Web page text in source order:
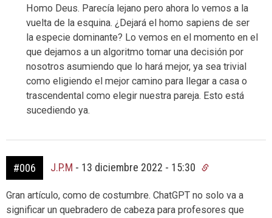
Homo Deus. Parecía lejano pero ahora lo vemos a la
vuelta de la esquina. ¿Dejará el homo sapiens de ser
la especie dominante? Lo vemos en el momento en el
que dejamos a un algoritmo tomar una decisión por
nosotros asumiendo que lo hará mejor, ya sea trivial
como eligiendo el mejor camino para llegar a casa o
trascendental como elegir nuestra pareja. Esto está
sucediendo ya.
#006 J.P.M - 13 diciembre 2022 - 15:30
Gran artículo, como de costumbre. ChatGPT no solo va a
significar un quebradero de cabeza para profesores que